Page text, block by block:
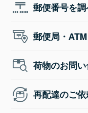
郵便番号を
郵便局・
荷物のお問
再配達のご